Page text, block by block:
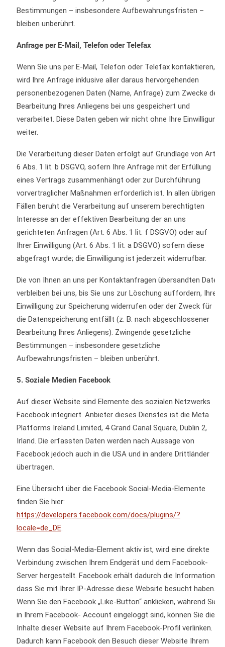
Bestimmungen – insbesondere Aufbewahrungsfristen –
bleiben unberührt.
Anfrage per E-Mail, Telefon oder Telefax
Wenn Sie uns per E-Mail, Telefon oder Telefax kontaktieren,
wird Ihre Anfrage inklusive aller daraus hervorgehenden
personenbezogenen Daten (Name, Anfrage) zum Zwecke der
Bearbeitung Ihres Anliegens bei uns gespeichert und
verarbeitet. Diese Daten geben wir nicht ohne Ihre Einwilligung
weiter.
Die Verarbeitung dieser Daten erfolgt auf Grundlage von Art.
6 Abs. 1 lit. b DSGVO, sofern Ihre Anfrage mit der Erfüllung
eines Vertrags zusammenhängt oder zur Durchführung
vorvertraglicher Maßnahmen erforderlich ist. In allen übrigen
Fällen beruht die Verarbeitung auf unserem berechtigten
Interesse an der effektiven Bearbeitung der an uns
gerichteten Anfragen (Art. 6 Abs. 1 lit. f DSGVO) oder auf
Ihrer Einwilligung (Art. 6 Abs. 1 lit. a DSGVO) sofern diese
abgefragt wurde; die Einwilligung ist jederzeit widerrufbar.
Die von Ihnen an uns per Kontaktanfragen übersandten Daten
verbleiben bei uns, bis Sie uns zur Löschung auffordern, Ihre
Einwilligung zur Speicherung widerrufen oder der Zweck für
die Datenspeicherung entfällt (z. B. nach abgeschlossener
Bearbeitung Ihres Anliegens). Zwingende gesetzliche
Bestimmungen – insbesondere gesetzliche
Aufbewahrungsfristen – bleiben unberührt.
5. Soziale Medien Facebook
Auf dieser Website sind Elemente des sozialen Netzwerks
Facebook integriert. Anbieter dieses Dienstes ist die Meta
Platforms Ireland Limited, 4 Grand Canal Square, Dublin 2,
Irland. Die erfassten Daten werden nach Aussage von
Facebook jedoch auch in die USA und in andere Drittländer
übertragen.
Eine Übersicht über die Facebook Social-Media-Elemente
finden Sie hier:
https://developers.facebook.com/docs/plugins/?
locale=de_DE.
Wenn das Social-Media-Element aktiv ist, wird eine direkte
Verbindung zwischen Ihrem Endgerät und dem Facebook-
Server hergestellt. Facebook erhält dadurch die Information,
dass Sie mit Ihrer IP-Adresse diese Website besucht haben.
Wenn Sie den Facebook „Like-Button“ anklicken, während Sie
in Ihrem Facebook- Account eingeloggt sind, können Sie die
Inhalte dieser Website auf Ihrem Facebook-Profil verlinken.
Dadurch kann Facebook den Besuch dieser Website Ihrem